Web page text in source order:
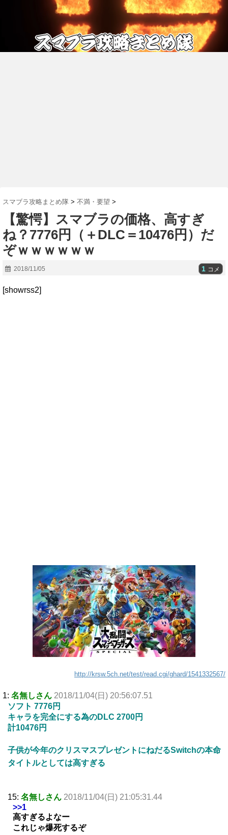
スマブラ攻略まとめ隊 > 不満・要望 >
【驚愕】スマブラの価格、高すぎ
ね？7776円（＋DLC＝10476円）だ
ぞｗｗｗｗｗｗ
2018/11/05 1 コメ
[showrss2]
http://krsw.5ch.net/test/read.cgi/ghard/1541332567/
1: 名無しさん 2018/11/04(日) 20:56:07.51
ソフト 7776円
キャラを完全にする為のDLC 2700円
計10476円
子供が今年のクリスマスプレゼントにねだるSwitchの本命
タイトルとしては高すぎる
15: 名無しさん 2018/11/04(日) 21:05:31.44
>>1
高すぎるよなー
これじゃ爆死するぞ